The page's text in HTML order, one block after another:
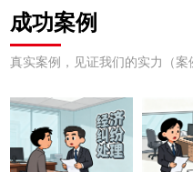
成功案例
真实案例，见证我们的实力（案